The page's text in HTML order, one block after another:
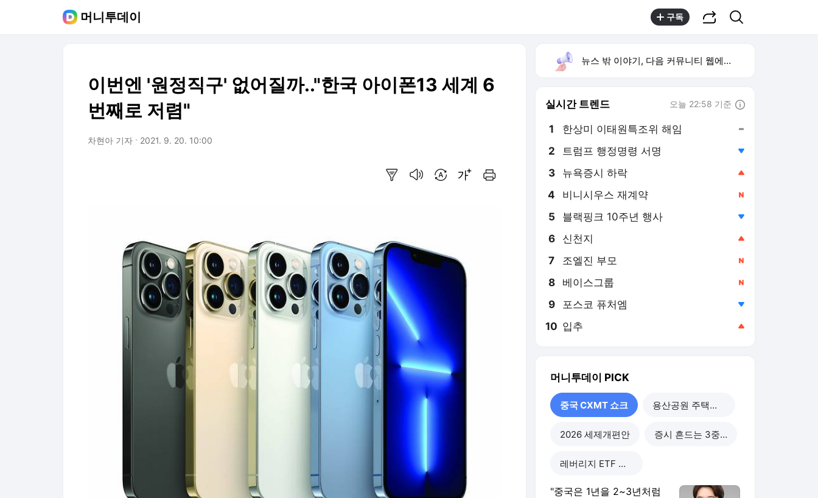
머니투데이 구독
이번엔 '원정직구' 없어질까.."한국 아이폰13 세계 6
번째로 저렴"
차현아 기자 2021. 9. 20. 10:00
뉴스 밖 이야기, 다음 커뮤니티 웹에서 보기
실시간 트렌드 오늘 22:58 기준
1 한상미 이태원특조위 해임
2 트럼프 행정명령 서명
3 뉴욕증시 하락
4 비니시우스 재계약
5 블랙핑크 10주년 행사
6 신천지
7 조엘진 부모
8 베이스그룹
9 포스코 퓨처엠
10 입추
머니투데이 PICK
중국 CXMT 쇼크 용산공원 주택공급
2026 세제개편안 증시 흔드는 3중 쏠림
레버리지 ETF 해법은
"중국은 1년을 2~3년처럼